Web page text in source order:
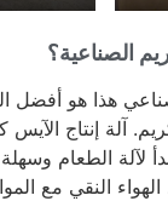
الصناعية؟
هذا هو أفضل
آلة إنتاج الآيس
لآلة الطعام
النقي مع